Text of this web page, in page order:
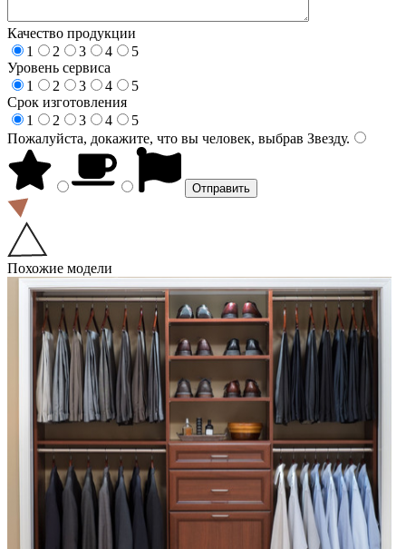
Качество продукции
1
2 3 4
5
Уровень сервиса
1
2 3 4
5
Срок изготовления
1
2 3 4
5
Пожалуйста, докажите, что вы человек, выбрав Звезду.
Похожие модели